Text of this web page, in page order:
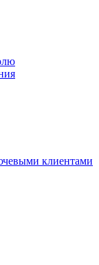
клиентами